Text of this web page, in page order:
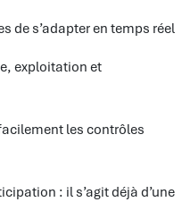
de s’adapter en temps réel
exploitation et
les contrôles
: il s’agit déjà d’une